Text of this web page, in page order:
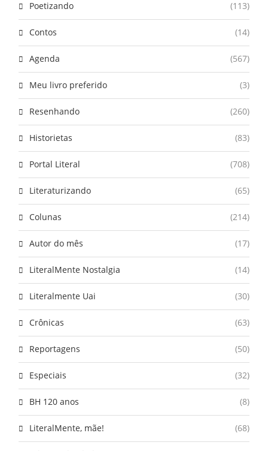
Poetizando (113)
Contos (14)
Agenda (567)
Meu livro preferido (3)
Resenhando (260)
Historietas (83)
Portal Literal (708)
Literaturizando (65)
Colunas (214)
Autor do mês (17)
LiteralMente Nostalgia (14)
Literalmente Uai (30)
Crônicas (63)
Reportagens (50)
Especiais (32)
BH 120 anos (8)
LiteralMente, mãe! (68)